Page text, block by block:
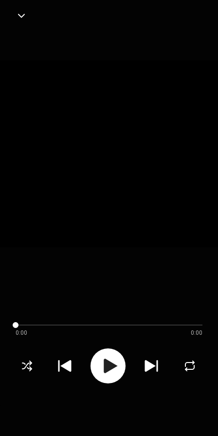
0:00 0:00